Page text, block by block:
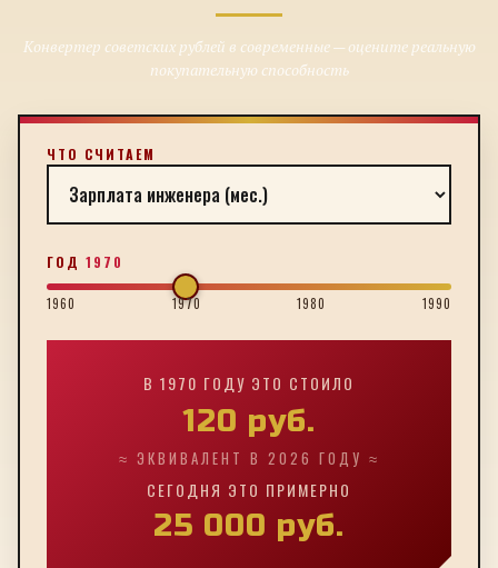
Конвертер советских рублей в современные — оцените реальную
покупательную способность
ЧТО СЧИТАЕМ
ГОД 1970
1960 1970 1980 1990
В 1970 ГОДУ ЭТО СТОИЛО
120 руб.
≈ ЭКВИВАЛЕНТ В 2026 ГОДУ ≈
СЕГОДНЯ ЭТО ПРИМЕРНО
25 000 руб.